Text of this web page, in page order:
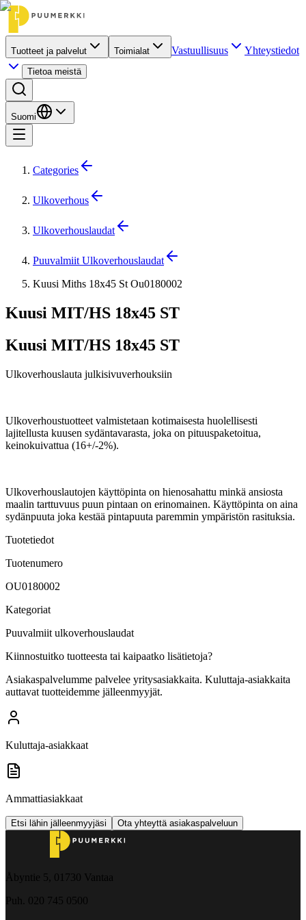
Tuotteet ja palvelut Toimialat Vastuullisuus Yhteystiedot
Tietoa meistä
Suomi
Categories
Ulkoverhous
Ulkoverhouslaudat
Puuvalmiit Ulkoverhouslaudat
Kuusi Miths 18x45 St Ou0180002
Kuusi MIT/HS 18x45 ST
Kuusi MIT/HS 18x45 ST
Ulkoverhouslauta julkisivuverhouksiin
Ulkoverhoustuotteet valmistetaan kotimaisesta huolellisesti
lajitellusta kuusen sydäntavarasta, joka on pituuspaketoitua,
keinokuivattua (16+/-2%).
Ulkoverhouslautojen käyttöpinta on hienosahattu minkä ansiosta
maalin tarttuvuus puun pintaan on erinomainen. Käyttöpinta on aina
sydänpuuta joka kestää pintapuuta paremmin ympäristön rasituksia.
Tuotetiedot
Tuotenumero
OU0180002
Kategoriat
Puuvalmiit ulkoverhouslaudat
Kiinnostuitko tuotteesta tai kaipaatko lisätietoja?
Asiakaspalvelumme palvelee yritysasiakkaita. Kuluttaja-asiakkaita
auttavat tuotteidemme jälleenmyyjät.
Kuluttaja-asiakkaat
Ammattiasiakkaat
Etsi lähin jälleenmyyjäsi Ota yhteyttä asiakaspalveluun
Åbyntie 5, 01730 Vantaa
Puh. 020 745 0500